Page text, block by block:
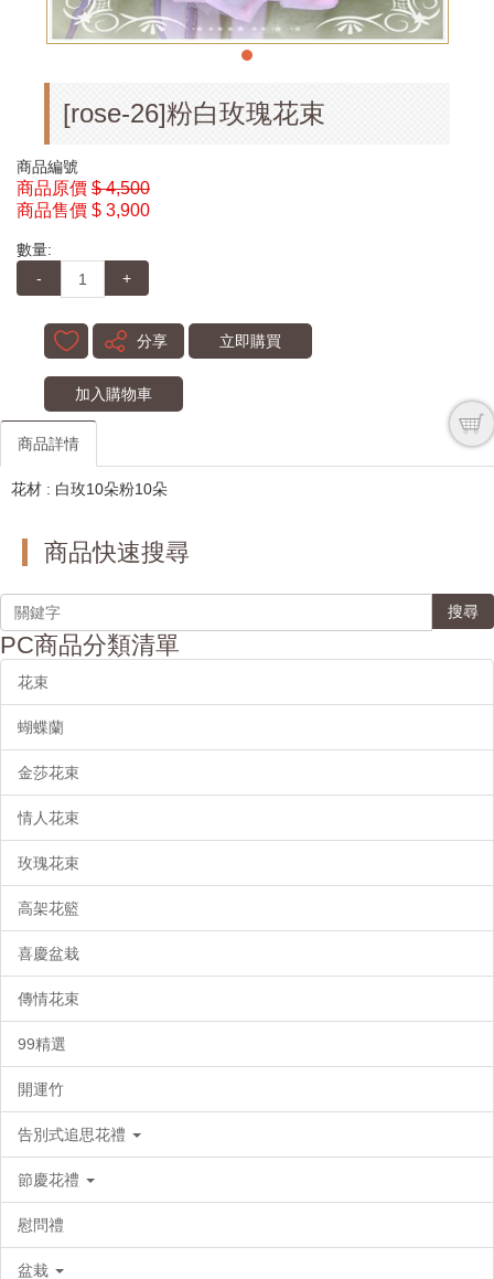
[rose-26]粉白玫瑰花束
商品編號
商品原價 $ 4,500
商品售價 $ 3,900
數量:
-
+
分享 立即購買
加入購物車
商品詳情
花材 : 白玫10朵粉10朵
商品快速搜尋
搜尋
PC商品分類清單
花束
蝴蝶蘭
金莎花束
情人花束
玫瑰花束
高架花籃
喜慶盆栽
傳情花束
99精選
開運竹
告別式追思花禮
節慶花禮
慰問禮
盆栽